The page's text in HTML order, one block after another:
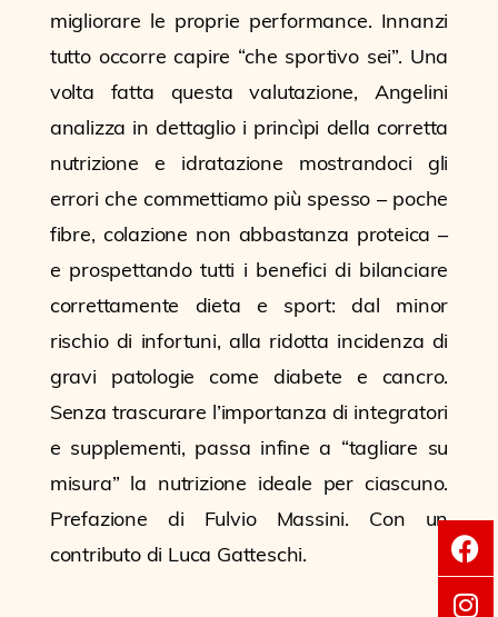
migliorare le proprie performance. Innanzi
tutto occorre capire “che sportivo sei”. Una
volta fatta questa valutazione, Angelini
analizza in dettaglio i princìpi della corretta
nutrizione e idratazione mostrandoci gli
errori che commettiamo più spesso – poche
fibre, colazione non abbastanza proteica –
e prospettando tutti i benefici di bilanciare
correttamente dieta e sport: dal minor
rischio di infortuni, alla ridotta incidenza di
gravi patologie come diabete e cancro.
Senza trascurare l’importanza di integratori
e supplementi, passa infine a “tagliare su
misura” la nutrizione ideale per ciascuno.
Prefazione di Fulvio Massini. Con un
contributo di Luca Gatteschi.